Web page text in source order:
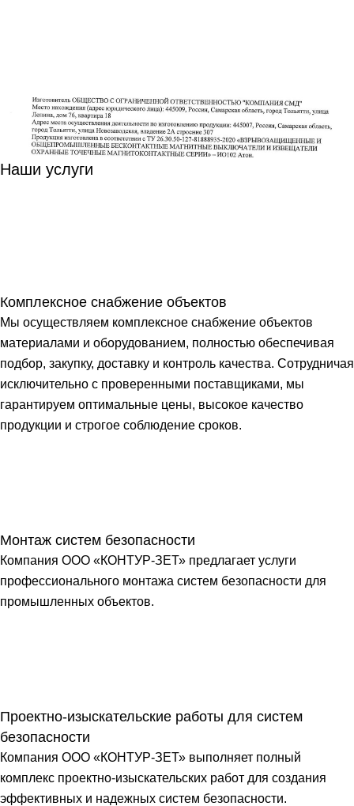
Наши услуги
Комплексное снабжение объектов
Мы осуществляем комплексное снабжение объектов
материалами и оборудованием, полностью обеспечивая
подбор, закупку, доставку и контроль качества. Сотрудничая
исключительно с проверенными поставщиками, мы
гарантируем оптимальные цены, высокое качество
продукции и строгое соблюдение сроков.
Монтаж систем безопасности
Компания ООО «КОНТУР-ЗЕТ» предлагает услуги
профессионального монтажа систем безопасности для
промышленных объектов.
Проектно-изыскательские работы для систем
безопасности
Компания ООО «КОНТУР-ЗЕТ» выполняет полный
комплекс проектно-изыскательских работ для создания
эффективных и надежных систем безопасности.